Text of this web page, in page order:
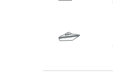
chalecos
costos de
máximo de 50
un socorrista (400 BRL